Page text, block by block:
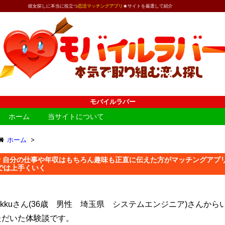
探しに本当に役立つ恋活マッチングアプリ★サイトを厳選して紹介
モバイルラバー
ホーム 当サイトについて
ホーム >
自分の仕事や年収はもちろん趣味も正直に伝えた方がマッチングアプ
は上手くいく
さん(36歳 男性 埼玉県 システムエンジニア)さんから
いた体験談です。